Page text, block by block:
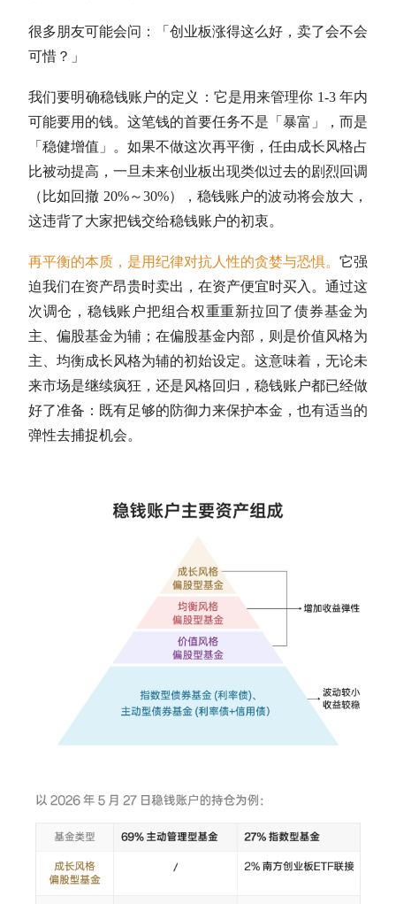
很多朋友可能会问：「创业板涨得这么好，卖了会不会
可惜？」
我们要明确稳钱账户的定义：它是用来管理你 1-3 年内
可能要用的钱。这笔钱的首要任务不是「暴富」，而是
「稳健增值」。如果不做这次再平衡 ，任由成长风格占
比被动提高，一旦未来创业板出现类似过去的剧烈回调
（比如回撤 20%～30%），稳钱账户的波动将会放大，
这违背了大家把钱交给稳钱账户的初衷。
再平衡的本质，是用纪律对抗人性的贪婪与恐惧。 它强
迫我们在资产昂贵时卖出，在资产便宜时买入。通过这
次调仓，稳钱账户把组合权重重新拉回了债券基金为
主、偏股基金为辅；在偏股基金内部，则是价值风格为
主、均衡成长风格为辅的初始设定。这意味着，无论未
来市场是继续疯狂，还是风格回归，稳钱账户都已经做
好了准备：既有足够的防御力来保护本金，也有适当的
弹性去捕捉机会。